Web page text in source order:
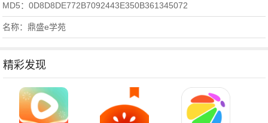
MD5：0D8D8DE772B7092443E350B361345072
名称：鼎盛e学苑
精彩发现